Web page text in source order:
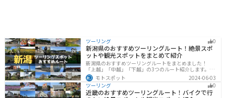
ツーリング 0
新潟県のおすすめツーリングルート！絶景スポ
ットや観光スポットをまとめて紹介
新潟県のおすすめツーリングルートをまとめました！
「上越」「中越」「下越」の3つのルート紹介します。自
然豊かな山と海、グルメも充実しており、自然を満喫す
るツーリングができます。バイクで新潟県にツーリング
に行く際は参考にしてください。
モトスポット
2024-06-03
ツーリング
0
近畿のおすすめツーリングルート！バイクで行